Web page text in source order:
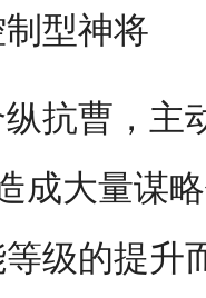
型神将
抗曹，主
成大量谋
等级的提